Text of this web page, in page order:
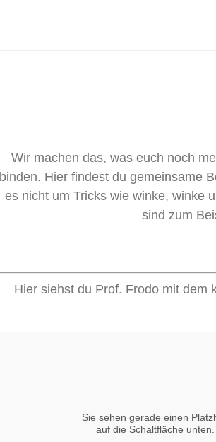
Wir machen das, was euch noch
binden. Hier findest du gemeinsame
es nicht um Tricks wie winke, winke
sind zum
Hier siehst du Prof. Frodo mit dem
Sie sehen gerade einen
auf die Schaltfläche